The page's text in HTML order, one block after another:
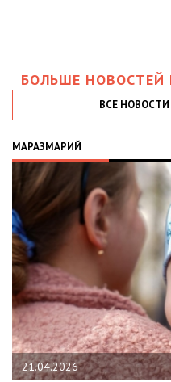
БОЛЬШЕ НОВОСТЕЙ
ВСЕ
МАРАЗМАРИЙ